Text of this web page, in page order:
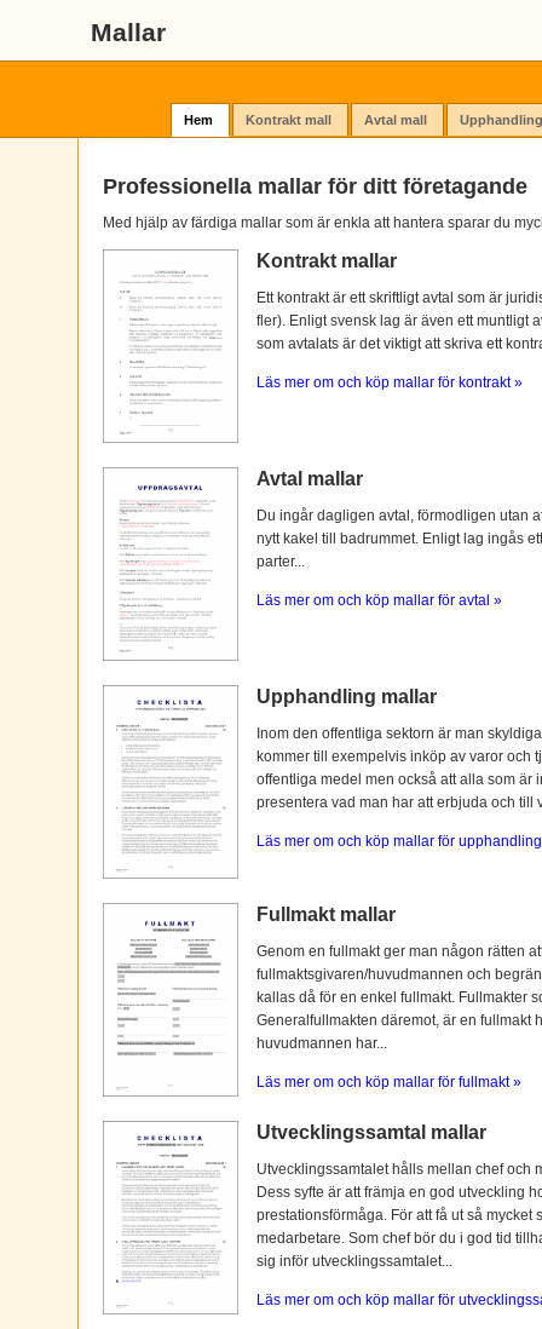
Mallar
Hem Kontrakt mall Avtal mall
Professionella mallar för ditt företagande
Med hjälp av färdiga mallar som är enkla att hantera sparar du
Kontrakt mallar
Ett kontrakt är ett skriftligt avtal som är
fler). Enligt svensk lag är även ett muntligt
som avtalats är det viktigt att skriva ett
Läs mer om och köp mallar för kontrakt »
Avtal mallar
Du ingår dagligen avtal, förmodligen utan
nytt kakel till badrummet. Enligt lag ingås
parter...
Läs mer om och köp mallar för avtal »
Upphandling mallar
Inom den offentliga sektorn är man
kommer till exempelvis inköp av varor och
offentliga medel men också att alla som är
presentera vad man har att erbjuda och till
Läs mer om och köp mallar för
Fullmakt mallar
Genom en fullmakt ger man någon rätten
fullmaktsgivaren/huvudmannen och
kallas då för en enkel fullmakt. Fullmakter
Generalfullmakten däremot, är en fullmakt
huvudmannen har...
Läs mer om och köp mallar för fullmakt »
Utvecklingssamtal mallar
Utvecklingssamtalet hålls mellan chef och
Dess syfte är att främja en god utveckling
prestationsförmåga. För att få ut så
medarbetare. Som chef bör du i god tid
sig inför utvecklingssamtalet...
Läs mer om och köp mallar för